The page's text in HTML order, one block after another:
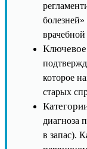
врачебной
которое
старых
диагноза
в запас).